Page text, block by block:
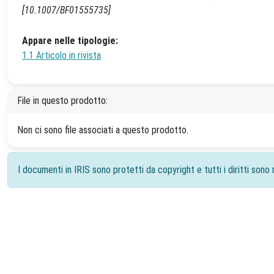
[10.1007/BF01555735]
Appare nelle tipologie:
1.1 Articolo in rivista
File in questo prodotto:
Non ci sono file associati a questo prodotto.
I documenti in IRIS sono protetti da copyright e tutti i diritti sono